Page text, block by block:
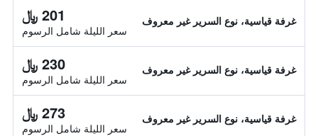
غرفة قياسية، نوع السرير غير معروف 201 ﷼
سعر الليلة شامل الرسوم
غرفة قياسية، نوع السرير غير معروف 230 ﷼
سعر الليلة شامل الرسوم
غرفة قياسية، نوع السرير غير معروف 273 ﷼
سعر الليلة شامل الرسوم